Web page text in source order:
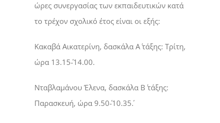
ώρες συνεργασίας των εκπαιδευτικών κατά
το τρέχον σχολικό έτος είναι οι εξής:
Κακαβά Αικατερίνη, δασκάλα Α΄ τάξης: Τρίτη,
ώρα 13.15΄-14.00.
Νταβλαμάνου Έλενα, δασκάλα Β΄ τάξης:
Παρασκευή, ώρα 9.50΄-10.35΄.